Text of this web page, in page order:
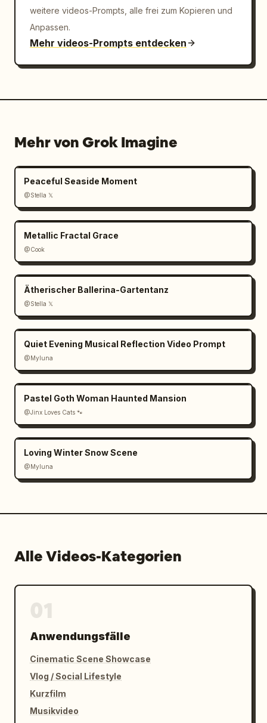
weitere videos-Prompts, alle frei zum Kopieren und
Anpassen.
Mehr videos-Prompts entdecken
Mehr von Grok Imagine
Peaceful Seaside Moment
@Stella 𝕏
Metallic Fractal Grace
@Cook
Ätherischer Ballerina-Gartentanz
@Stella 𝕏
Quiet Evening Musical Reflection Video Prompt
@Myluna
Pastel Goth Woman Haunted Mansion
@Jinx Loves Cats 🐾
Loving Winter Snow Scene
@Myluna
Alle Videos-Kategorien
Anwendungsfälle
Cinematic Scene Showcase
Vlog / Social Lifestyle
Kurzfilm
Musikvideo